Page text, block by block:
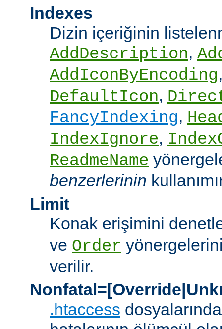
Indexes
Dizin içeriğinin
AddDescription,
AddIconByEncoding
DefaultIcon,
FancyIndexing,
IndexIgnore,
ReadmeName
benzerlerinin
Limit
Konak erişimini
ve Order
verilir.
.htaccess